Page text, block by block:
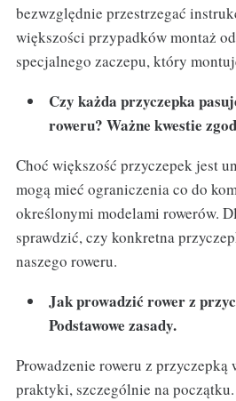
bezwzględnie przestrzegać
większości przypadków montaż
specjalnego zaczepu, który
Czy każda przyczepka
roweru? Ważne kwestie
Choć większość przyczepek jest
mogą mieć ograniczenia co do
określonymi modelami rowerów.
sprawdzić, czy konkretna
naszego roweru.
Jak prowadzić rower z
Podstawowe zasady.
Prowadzenie roweru z przyczepką
praktyki, szczególnie na